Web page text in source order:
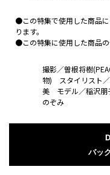
●この特集で使用した商品
ります。
●この特集に使用した商品の
撮影／曽根将樹
物)
スタイリスト
美 モデル／稲沢
のぞみ
バッ